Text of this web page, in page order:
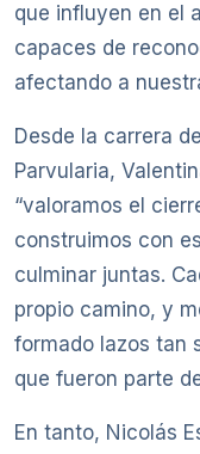
que influyen en el
capaces de
afectando a
Desde la carrera
Parvularia,
“valoramos el
construimos con
culminar juntas.
propio camino, y
formado lazos tan
que fueron parte
En tanto, Nicolás